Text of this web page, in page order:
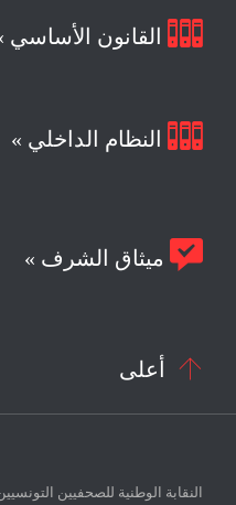
 القانون الأساسي
 النظام الداخلي »
 ميثاق الشرف »
 أعلى
النقابة الوطنية للصحفيين